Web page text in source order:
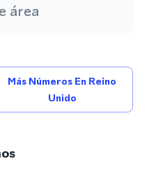
área
Más Números En Reino
Unido